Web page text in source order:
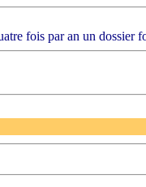
fois par an un dossier